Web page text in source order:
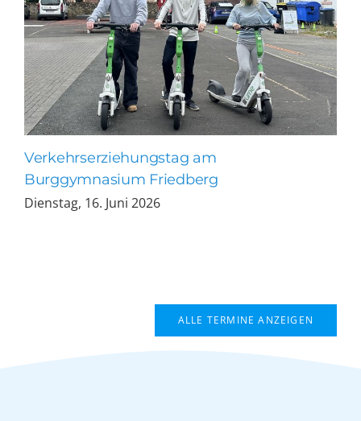
Verkehrserziehungstag am
Burggymnasium Friedberg
Dienstag, 16. Juni 2026
ALLE TERMINE ANZEIGEN